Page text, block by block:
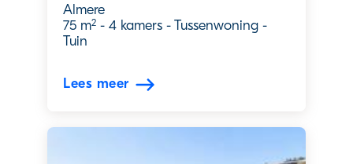
Almere
75 m2 - 4 kamers -Tussenwoning -
Tuin
Lees meer